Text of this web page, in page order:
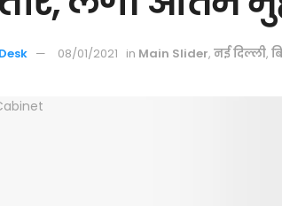
Desk 08/01/2021 in Main Slider, नई दिल्ली,